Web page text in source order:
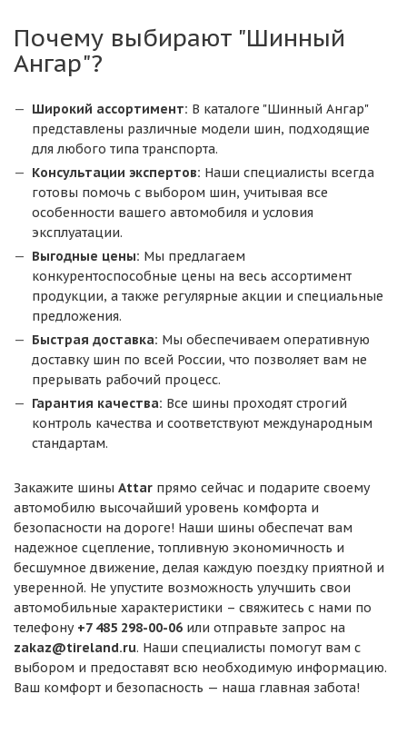
Почему выбирают "Шинный
Ангар"?
Широкий ассортимент: В каталоге "Шинный Ангар"
представлены различные модели шин, подходящие
для любого типа транспорта.
Консультации экспертов: Наши специалисты всегда
готовы помочь с выбором шин, учитывая все
особенности вашего автомобиля и условия
эксплуатации.
Выгодные цены: Мы предлагаем
конкурентоспособные цены на весь ассортимент
продукции, а также регулярные акции и специальные
предложения.
Быстрая доставка: Мы обеспечиваем оперативную
доставку шин по всей России, что позволяет вам не
прерывать рабочий процесс.
Гарантия качества: Все шины проходят строгий
контроль качества и соответствуют международным
стандартам.
Закажите шины Attar прямо сейчас и подарите своему
автомобилю высочайший уровень комфорта и
безопасности на дороге! Наши шины обеспечат вам
надежное сцепление, топливную экономичность и
бесшумное движение, делая каждую поездку приятной и
уверенной. Не упустите возможность улучшить свои
автомобильные характеристики – свяжитесь с нами по
телефону +7 485 298-00-06 или отправьте запрос на
zakaz@tireland.ru. Наши специалисты помогут вам с
выбором и предоставят всю необходимую информацию.
Ваш комфорт и безопасность — наша главная забота!